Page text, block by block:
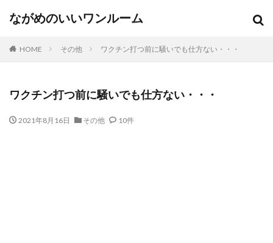
ながめのいいワンルーム
HOME その他 ワクチン打つ前に騒いでも仕方ない・・・
ワクチン打つ前に騒いでも仕方ない・・・
2021年8月16日 その他 10件